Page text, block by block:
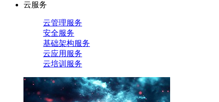
云服务
云管理服务
安全服务
基础架构服务
云应用服务
云培训服务